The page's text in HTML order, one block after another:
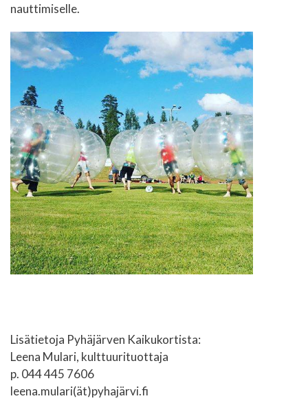
nauttimiselle.
Lisätietoja Pyhäjärven Kaikukortista:
Leena Mulari, kulttuurituottaja
p. 044 445 7606
leena.mulari(ät)pyhajärvi.fi